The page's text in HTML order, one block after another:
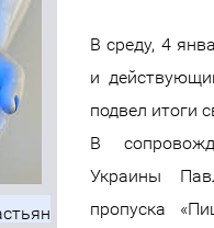
В среду, 4
и
подвел итоги
В
Украины
пропуска